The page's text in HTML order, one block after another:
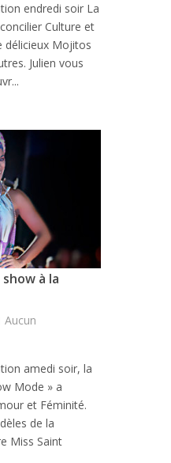
endredi soir La
Culture et
délicieux Mojitos
Julien vous
à la
Aucun
amedi soir, la
Mode » a
et Féminité.
de la
Miss Saint